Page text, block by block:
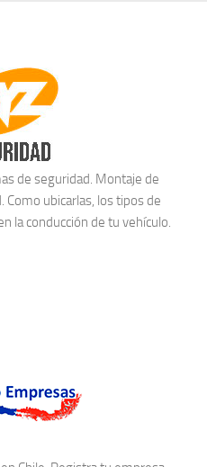
de seguridad. Montaje de
Como ubicarlas, los tipos de
la conducción de tu vehículo.